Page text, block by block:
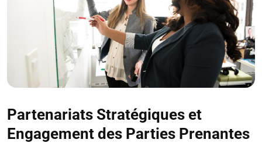
Partenariats Stratégiques et
Engagement des Parties Prenantes